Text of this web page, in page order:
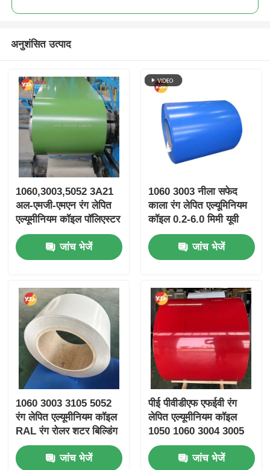
अनुशंसित उत्पाद
1060,3003,5052 3A21
अल-एमजी-एमएन रंग लेपित
एल्यूमीनियम कॉइल पॉलिएस्टर
पीवीडीएफ फ्लोरोकार्बन कॉइल
मौसम प्रतिरोधी विरोधी फीड
25 साल की वारंटी के लिए
जांच भेजें
1060 3003 नीला सफेद
काला रंग लेपित एल्यूमिनियम
कॉइल 0.2-6.0 मिमी यूवी
प्रतिरोधी दीवार क्लैडिंग छत
पाइप इन्सुलेशन रैपिंग फर्नीचर
के लिए
जांच भेजें
1060 3003 3105 5052
रंग लेपित एल्यूमीनियम कॉइल
RAL रंग रोलर शटर बिल्डिंग
सजावट गटर
जांच भेजें
पीई पीवीडीएफ एफईवी रंग
लेपित एल्यूमीनियम कॉइल
1050 1060 3004 3005
लकड़ी के दाने यूवी प्रतिरोधी
पर्दे की दीवार छत के लिए
जांच भेजें